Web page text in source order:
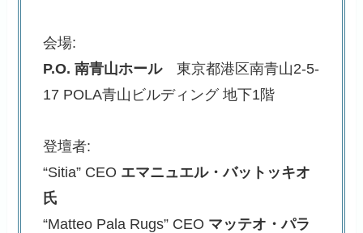
会場:
P.O. 南青山ホール東京都港区南青山2-5-
17 POLA青山ビルディング 地下1階
登壇者:
“Sitia” CEO エマニュエル・バットッキオ
氏
“Matteo Pala Rugs” CEO マッテオ・パラ